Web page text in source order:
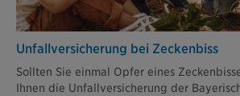
Unfallversiche­rung bei Zeckenbiss
Sollten Sie einmal Opfer eines
Ihnen die Unfallversicherung der